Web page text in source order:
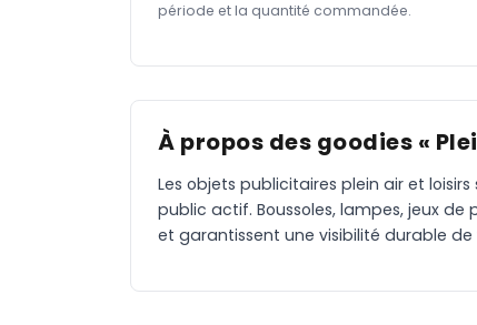
période et la quantité commandée.
À propos des goodies «
Les objets publicitaires plein air et
public actif. Boussoles, lampes, jeux
et garantissent une visibilité durable